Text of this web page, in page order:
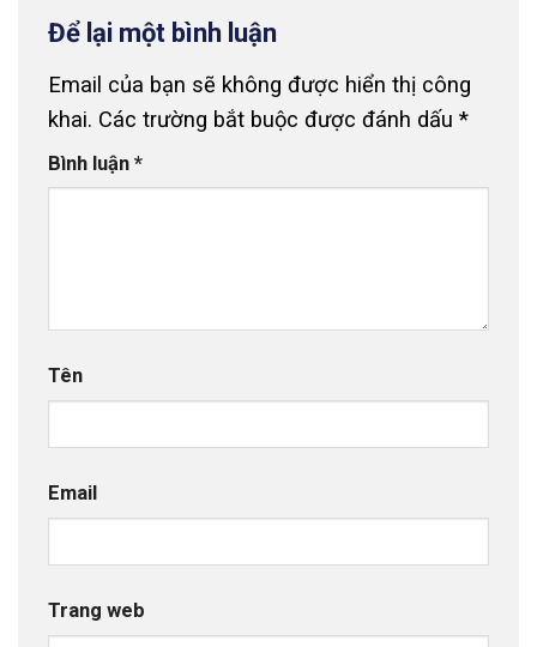
Để lại một bình luận
Email của bạn sẽ không được hiển thị công
khai. Các trường bắt buộc được đánh dấu *
Bình luận *
Tên
Email
Trang web